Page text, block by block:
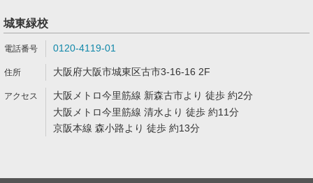
城東緑校
0120-4119-01
大阪府大阪市城東区古市3-16-16 2F
大阪メトロ今里筋線 新森古市より 徒歩 約2分
大阪メトロ今里筋線 清水より 徒歩 約11分
京阪本線 森小路より 徒歩 約13分